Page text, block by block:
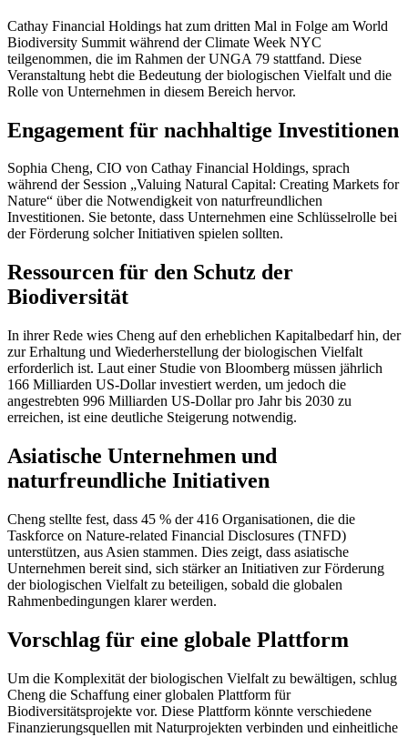
Cathay Financial Holdings hat zum dritten Mal in Folge am World
Biodiversity Summit während der Climate Week NYC
teilgenommen, die im Rahmen der UNGA 79 stattfand. Diese
Veranstaltung hebt die Bedeutung der biologischen Vielfalt und die
Rolle von Unternehmen in diesem Bereich hervor.
Engagement für nachhaltige Investitionen
Sophia Cheng, CIO von Cathay Financial Holdings, sprach
während der Session „Valuing Natural Capital: Creating Markets for
Nature“ über die Notwendigkeit von naturfreundlichen
Investitionen. Sie betonte, dass Unternehmen eine Schlüsselrolle bei
der Förderung solcher Initiativen spielen sollten.
Ressourcen für den Schutz der
Biodiversität
In ihrer Rede wies Cheng auf den erheblichen Kapitalbedarf hin, der
zur Erhaltung und Wiederherstellung der biologischen Vielfalt
erforderlich ist. Laut einer Studie von Bloomberg müssen jährlich
166 Milliarden US-Dollar investiert werden, um jedoch die
angestrebten 996 Milliarden US-Dollar pro Jahr bis 2030 zu
erreichen, ist eine deutliche Steigerung notwendig.
Asiatische Unternehmen und
naturfreundliche Initiativen
Cheng stellte fest, dass 45 % der 416 Organisationen, die die
Taskforce on Nature-related Financial Disclosures (TNFD)
unterstützen, aus Asien stammen. Dies zeigt, dass asiatische
Unternehmen bereit sind, sich stärker an Initiativen zur Förderung
der biologischen Vielfalt zu beteiligen, sobald die globalen
Rahmenbedingungen klarer werden.
Vorschlag für eine globale Plattform
Um die Komplexität der biologischen Vielfalt zu bewältigen, schlug
Cheng die Schaffung einer globalen Plattform für
Biodiversitätsprojekte vor. Diese Plattform könnte verschiedene
Finanzierungsquellen mit Naturprojekten verbinden und einheitliche